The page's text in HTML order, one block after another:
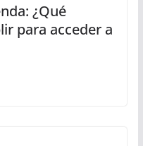
¿Qué
para acceder a